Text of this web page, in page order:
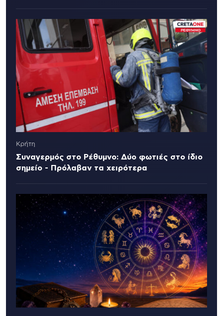
Κρήτη
Συναγερμός στο Ρέθυμνο: Δύο φωτιές στο ίδιο
σημείο - Πρόλαβαν τα χειρότερα